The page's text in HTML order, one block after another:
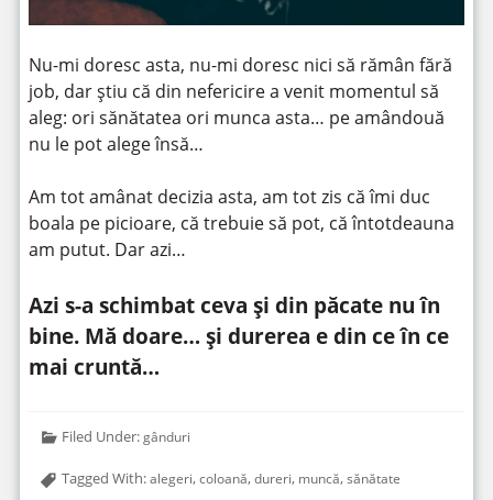
Nu-mi doresc asta, nu-mi doresc nici să rămân fără
job, dar știu că din nefericire a venit momentul să
aleg: ori sănătatea ori munca asta… pe amândouă
nu le pot alege însă…
Am tot amânat decizia asta, am tot zis că îmi duc
boala pe picioare, că trebuie să pot, că întotdeauna
am putut. Dar azi…
Azi s-a schimbat ceva și din păcate nu în
bine. Mă doare… și durerea e din ce în ce
mai cruntă…
Filed Under:gânduri
Tagged With:alegeri,coloană,dureri, muncă,sănătate